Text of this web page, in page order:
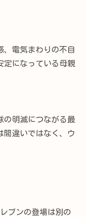
、電気まわりの不自
定になっている母親
の明滅につながる最
間違いではなく、ウ
ブンの登場は別の